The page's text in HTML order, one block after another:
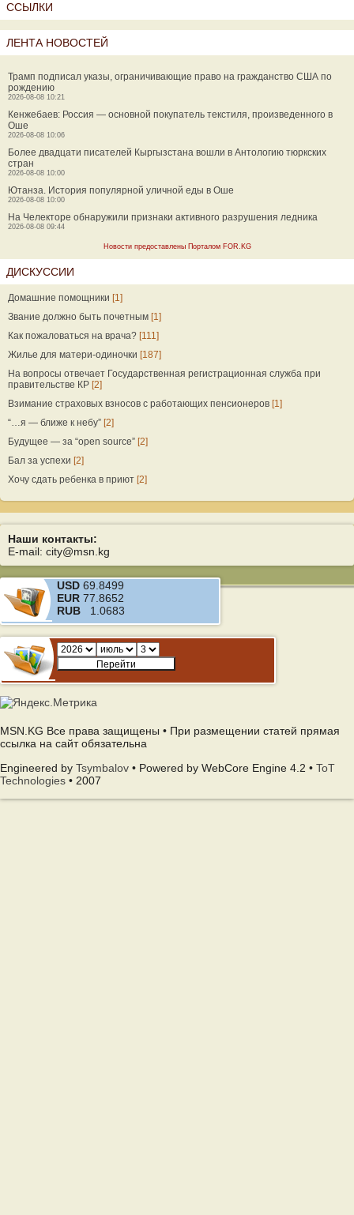
ССЫЛКИ
ЛЕНТА НОВОСТЕЙ
Трамп подписал указы, ограничивающие право на гражданство США по
рождению
2026-08-08 10:21
Кенжебаев: Россия — основной покупатель текстиля, произведенного в
Оше
2026-08-08 10:06
Более двадцати писателей Кыргызстана вошли в Антологию тюркских
стран
2026-08-08 10:00
Ютанза. История популярной уличной еды в Оше
2026-08-08 10:00
На Челекторе обнаружили признаки активного разрушения ледника
2026-08-08 09:44
Новости предоставлены Порталом FOR.KG
ДИСКУССИИ
Домашние помощники [1]
Звание должно быть почетным [1]
Как пожаловаться на врача? [111]
Жилье для матери-одиночки [187]
На вопросы отвечает Государственная регистрационная служба при
правительстве КР [2]
Взимание страховых взносов с работающих пенсионеров [1]
“…я — ближе к небу” [2]
Будущее — за “open source” [2]
Бал за успехи [2]
Хочу сдать ребенка в приют [2]
Наши контакты:
E-mail: city@msn.kg
USD 69.8499
EUR 77.8652
RUB 1.0683
MSN.KG Все права защищены • При размещении статей прямая
ссылка на сайт обязательна
Engineered by Tsymbalov • Powered by WebCore Engine 4.2 • ToT
Technologies • 2007